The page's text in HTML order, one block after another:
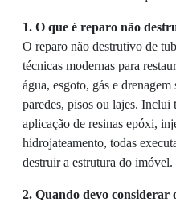
1. O que é reparo não
O reparo não destrutivo de
técnicas modernas para
água, esgoto, gás e
paredes, pisos ou lajes. Inclui
aplicação de resinas epóxi,
hidrojateamento, todas
destruir a estrutura do imóvel.
2. Quando devo considerar